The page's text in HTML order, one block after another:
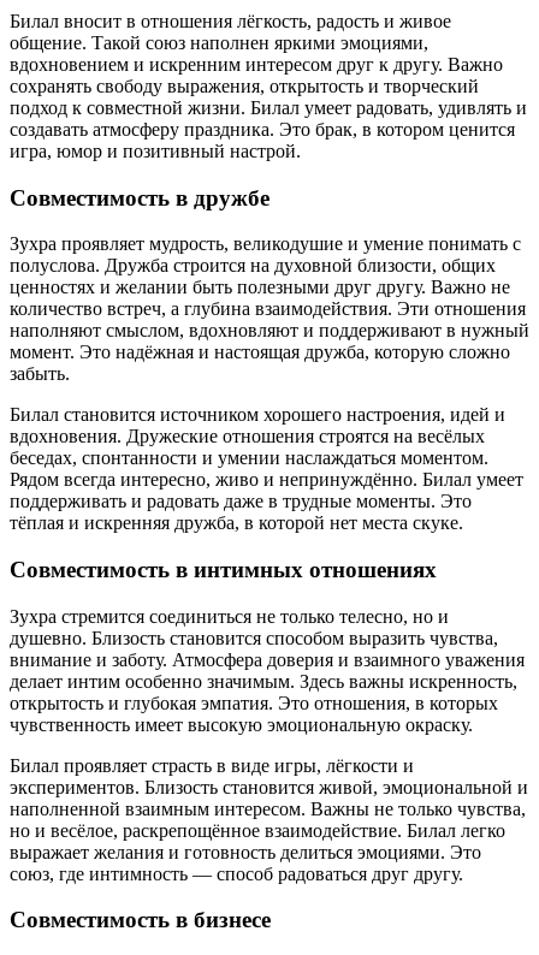
Билал вносит в отношения лёгкость, радость и живое
общение. Такой союз наполнен яркими эмоциями,
вдохновением и искренним интересом друг к другу. Важно
сохранять свободу выражения, открытость и творческий
подход к совместной жизни. Билал умеет радовать, удивлять и
создавать атмосферу праздника. Это брак, в котором ценится
игра, юмор и позитивный настрой.
Совместимость в дружбе
Зухра проявляет мудрость, великодушие и умение понимать с
полуслова. Дружба строится на духовной близости, общих
ценностях и желании быть полезными друг другу. Важно не
количество встреч, а глубина взаимодействия. Эти отношения
наполняют смыслом, вдохновляют и поддерживают в нужный
момент. Это надёжная и настоящая дружба, которую сложно
забыть.
Билал становится источником хорошего настроения, идей и
вдохновения. Дружеские отношения строятся на весёлых
беседах, спонтанности и умении наслаждаться моментом.
Рядом всегда интересно, живо и непринуждённо. Билал умеет
поддерживать и радовать даже в трудные моменты. Это
тёплая и искренняя дружба, в которой нет места скуке.
Совместимость в интимных отношениях
Зухра стремится соединиться не только телесно, но и
душевно. Близость становится способом выразить чувства,
внимание и заботу. Атмосфера доверия и взаимного уважения
делает интим особенно значимым. Здесь важны искренность,
открытость и глубокая эмпатия. Это отношения, в которых
чувственность имеет высокую эмоциональную окраску.
Билал проявляет страсть в виде игры, лёгкости и
экспериментов. Близость становится живой, эмоциональной и
наполненной взаимным интересом. Важны не только чувства,
но и весёлое, раскрепощённое взаимодействие. Билал легко
выражает желания и готовность делиться эмоциями. Это
союз, где интимность — способ радоваться друг другу.
Совместимость в бизнесе